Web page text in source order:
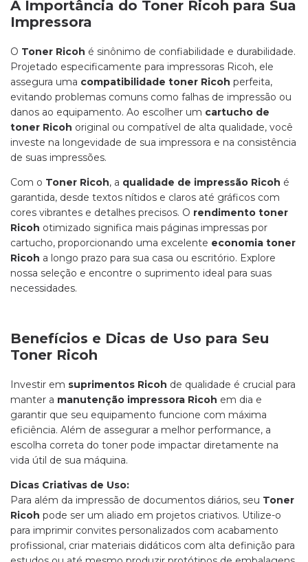
A Importância do Toner Ricoh para Sua
Impressora
O Toner Ricoh é sinônimo de confiabilidade e durabilidade.
Projetado especificamente para impressoras Ricoh, ele
assegura uma compatibilidade toner Ricoh perfeita,
evitando problemas comuns como falhas de impressão ou
danos ao equipamento. Ao escolher um cartucho de
toner Ricoh original ou compatível de alta qualidade, você
investe na longevidade de sua impressora e na consistência
de suas impressões.
Com o Toner Ricoh, a qualidade de impressão Ricoh é
garantida, desde textos nítidos e claros até gráficos com
cores vibrantes e detalhes precisos. O rendimento toner
Ricoh otimizado significa mais páginas impressas por
cartucho, proporcionando uma excelente economia toner
Ricoh a longo prazo para sua casa ou escritório. Explore
nossa seleção e encontre o suprimento ideal para suas
necessidades.
Benefícios e Dicas de Uso para Seu
Toner Ricoh
Investir em suprimentos Ricoh de qualidade é crucial para
manter a manutenção impressora Ricoh em dia e
garantir que seu equipamento funcione com máxima
eficiência. Além de assegurar a melhor performance, a
escolha correta do toner pode impactar diretamente na
vida útil de sua máquina.
Dicas Criativas de Uso:
Para além da impressão de documentos diários, seu Toner
Ricoh pode ser um aliado em projetos criativos. Utilize-o
para imprimir convites personalizados com acabamento
profissional, criar materiais didáticos com alta definição para